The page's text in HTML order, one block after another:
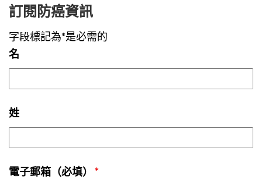
訂閱防癌資訊
字段標記為*是必需的
名
姓
電子郵箱（必填） *